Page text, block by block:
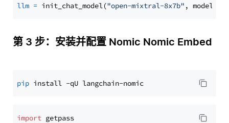
llm = init_chat_model("open-mixtral-8x7b" ,
第 3 步：安装并配置 Nomic Nomic Embed
pip
import